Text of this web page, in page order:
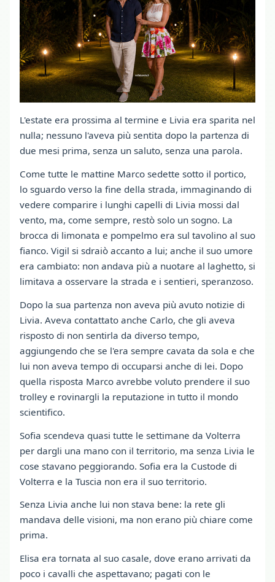
L'estate era prossima al termine e Livia era sparita nel
nulla; nessuno l'aveva più sentita dopo la partenza di
due mesi prima, senza un saluto, senza una parola.
Come tutte le mattine Marco sedette sotto il portico,
lo sguardo verso la fine della strada, immaginando di
vedere comparire i lunghi capelli di Livia mossi dal
vento, ma, come sempre, restò solo un sogno. La
brocca di limonata e pompelmo era sul tavolino al suo
fianco. Vigil si sdraiò accanto a lui; anche il suo umore
era cambiato: non andava più a nuotare al laghetto, si
limitava a osservare la strada e i sentieri, speranzoso.
Dopo la sua partenza non aveva più avuto notizie di
Livia. Aveva contattato anche Carlo, che gli aveva
risposto di non sentirla da diverso tempo,
aggiungendo che se l'era sempre cavata da sola e che
lui non aveva tempo di occuparsi anche di lei. Dopo
quella risposta Marco avrebbe voluto prendere il suo
trolley e rovinargli la reputazione in tutto il mondo
scientifico.
Sofia scendeva quasi tutte le settimane da Volterra
per dargli una mano con il territorio, ma senza Livia le
cose stavano peggiorando. Sofia era la Custode di
Volterra e la Tuscia non era il suo territorio.
Senza Livia anche lui non stava bene: la rete gli
mandava delle visioni, ma non erano più chiare come
prima.
Elisa era tornata al suo casale, dove erano arrivati da
poco i cavalli che aspettavano; pagati con le